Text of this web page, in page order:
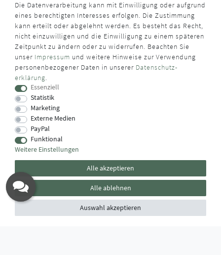
WUSSTEN SIE SCHON?
Das Käufersiegel des Händlerbunds garantiert Ihnen
100%.-ige Zahlungssicherheit, größtmöglichen Datenschutz
und Geld-zurück-Garantie bei Nicht- oder Falschlieferung.
Die Datenverarbeitung kann mit Einwilligung oder aufgrund
eines berechtigten Interesses erfolgen. Die Zustimmung
kann erteilt oder abgelehnt werden. Es besteht das Recht,
nicht einzuwilligen und die Einwilligung zu einem späteren
Zeitpunkt zu ändern oder zu widerrufen. Beachten Sie
unser Impressum und weitere Hinweise zur Verwendung
personenbezogener Daten in unserer Daten­schutz­
erklärung.
Essenziell
Statistik
Marketing
Externe Medien
PayPal
Funktional
Weitere Einstellungen
Alle akzeptieren
Alle ablehnen
Auswahl akzeptieren